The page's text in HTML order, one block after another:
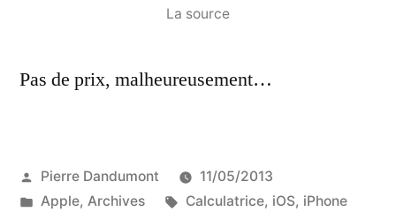
La source
Pas de prix, malheureusement…
Publié
par
Pierre Dandumont
11/05/2013
Publié
Apple, Archives Étiquettes :
Calculatrice, iOS, iPhone